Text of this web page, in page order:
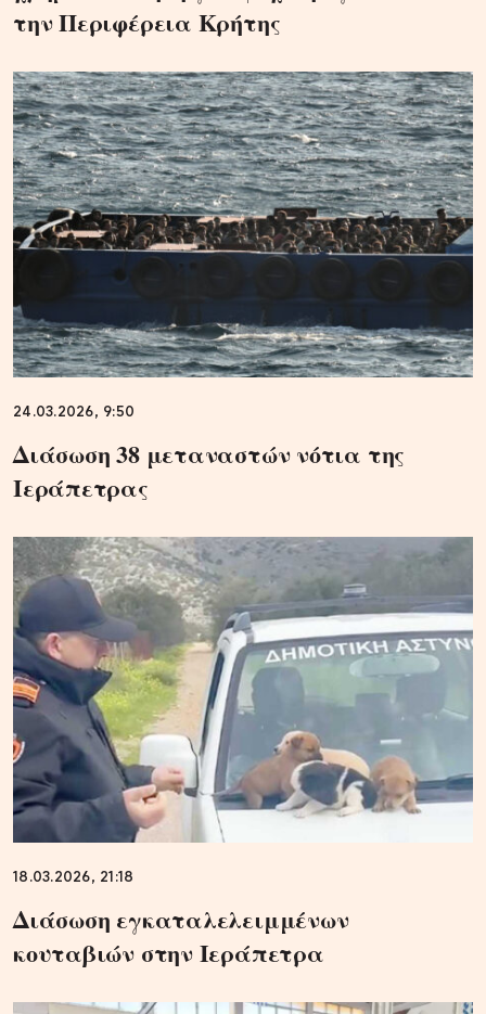
την Περιφέρεια Κρήτης
24.03.2026, 9:50
Διάσωση 38 μεταναστών νότια της
Ιεράπετρας
18.03.2026, 21:18
Διάσωση εγκαταλελειμμένων
κουταβιών στην Ιεράπετρα